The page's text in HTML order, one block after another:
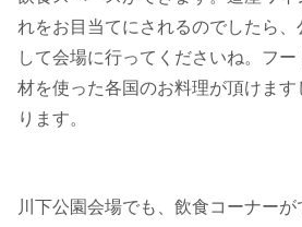
れをお目当てにされるのでしたら、
して会場に行ってくださいね。フ
材を使った各国のお料理が頂けま
ります。
川下公園会場でも、飲食コーナー